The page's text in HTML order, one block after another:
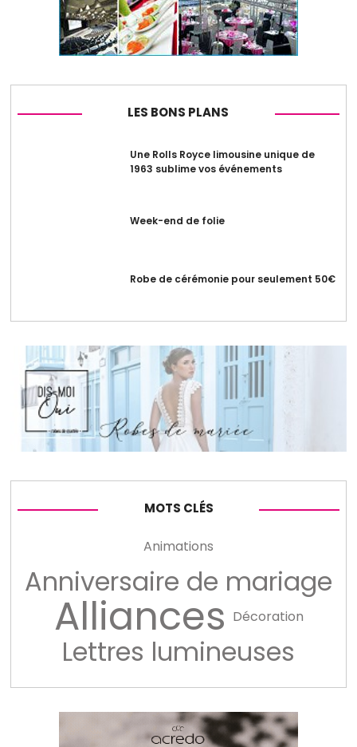
LES BONS PLANS
Une Rolls Royce limousine unique de
1963 sublime vos événements
Week-end de folie
Robe de cérémonie pour seulement 50€
MOTS CLÉS
Animations
Anniversaire de mariage
Alliances Décoration
Lettres lumineuses